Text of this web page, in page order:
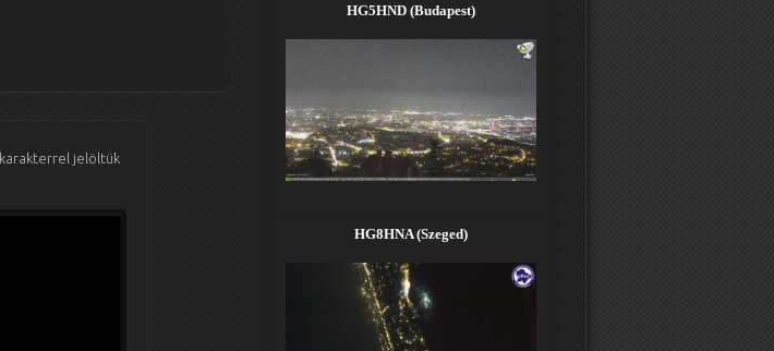
karakterrel jelöltük